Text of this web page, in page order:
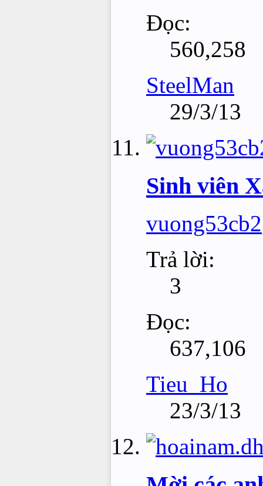
Đọc:
560,258
SteelMan
29/3/13
Sinh viên
vuong53cb2
Trả lời:
3
Đọc:
637,106
Tieu_Ho
23/3/13